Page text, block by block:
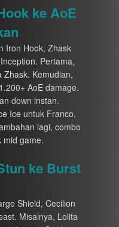
ke AoE
Iron Hook, Zhask
Pertama,
Zhask. Kemudian,
AoE damage.
down instan.
Ice untuk Franco,
lagi, combo
mid game.
ke Burst
Shield, Cecilion
Misalnya, Lolita